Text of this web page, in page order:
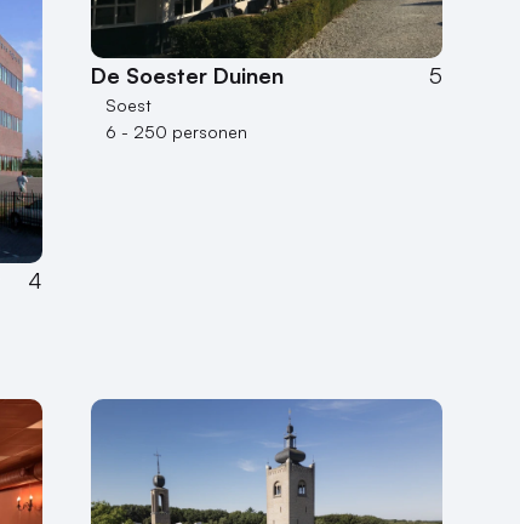
4
De Soester Duinen 5
Soest
6 - 250 personen